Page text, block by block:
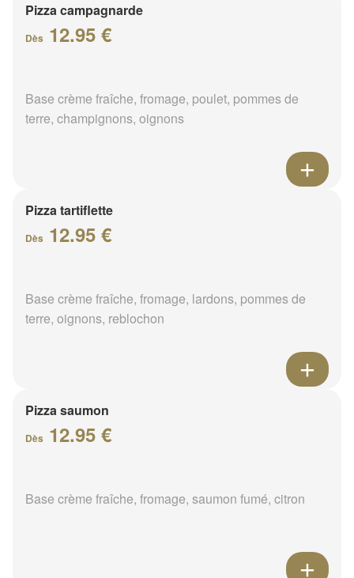
Pizza campagnarde
Dès 12.95 €
Base crème fraîche, fromage, poulet, pommes de
terre, champignons, oignons
Pizza tartiflette
Dès 12.95 €
Base crème fraîche, fromage, lardons, pommes de
terre, oignons, reblochon
Pizza saumon
Dès 12.95 €
Base crème fraîche, fromage, saumon fumé, citron